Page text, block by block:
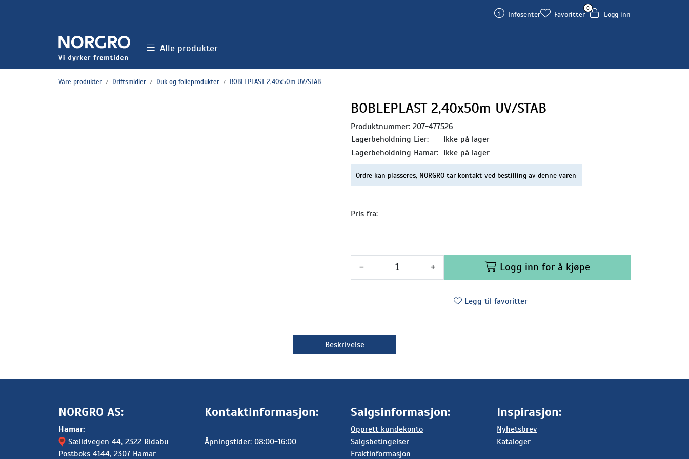
Infosenter
0
Favoritter Logg inn
Alle produkter
Våre produkter Driftsmidler Duk og folieprodukter BOBLEPLAST 2,40x50m UV/STAB
BOBLEPLAST 2,40x50m UV/STAB
Produktnummer: 207-477526
Lagerbeholdning Lier:
Ikke på lager
Lagerbeholdning Hamar: Ikke på lager
Ordre kan plasseres, NORGRO tar kontakt ved bestilling av denne varen
Pris fra:
- + Logg inn for å kjøpe
Legg til favoritter
Beskrivelse
NORGRO AS:
Hamar:
Sælidvegen 44, 2322 Ridabu
Postboks 4144, 2307 Hamar
Kontaktinformasjon:
Åpningstider: 08:00-16:00
Salgsinformasjon:
Opprett kundekonto
Salgsbetingelser
Fraktinformasjon
Inspirasjon:
Nyhetsbrev
Kataloger